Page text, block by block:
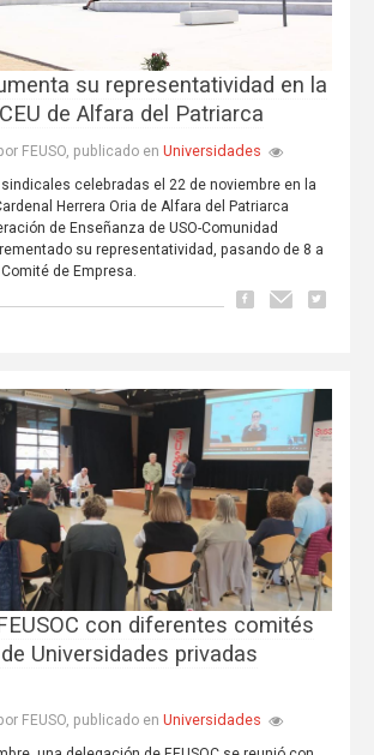
su representatividad en la
de Alfara del Patriarca
FEUSO, publicado en Universidades
celebradas el 22 de noviembre en la
Herrera Oria de Alfara del Patriarca
de Enseñanza de USO-Comunidad
su representatividad, pasando de 8 a
de Empresa.
con diferentes comités
Universidades privadas
FEUSO, publicado en Universidades